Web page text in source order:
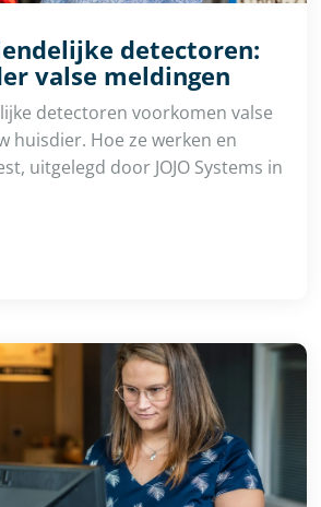
detectoren:
valse meldingen
detectoren voorkomen valse
huisdier. Hoe ze werken en
uitgelegd door JOJO Systems in